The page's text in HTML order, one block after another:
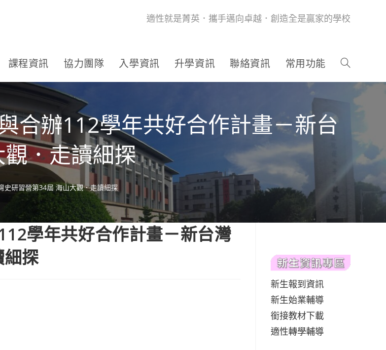
適性就是菁英．攜手邁向卓越．創造全是贏家的學校
課程資訊 協力團隊 入學資訊 升學資訊 聯絡資訊 常用功能
合辦112學年共好合作計畫－新台
．走讀細探
史研習營第34屆 海山大觀．走讀細探
學年共好合作計畫－新台灣
探
新生報到資訊
新生始業輔導
銜接教材下載
適性轉學輔導